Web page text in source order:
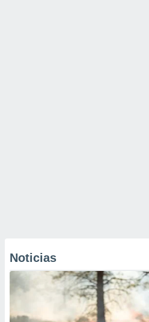
Noticias